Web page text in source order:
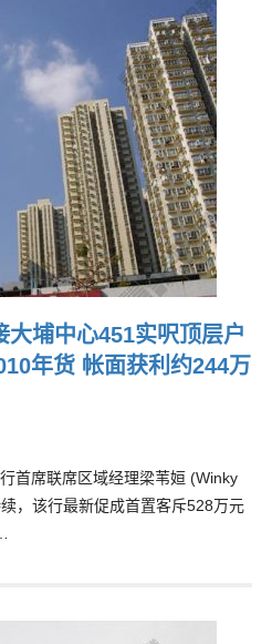
大埔中心451实呎顶层户
年货 帐面获利约244万
首席联席区域经理梁苇姮 (Winky
，该行最新促成首置客斥528万元